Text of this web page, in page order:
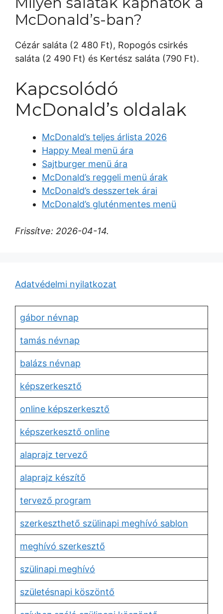
McDonald’s-ban?
Cézár saláta (2 480 Ft), Ropogós csirkés
saláta (2 490 Ft) és Kertész saláta (790 Ft).
Kapcsolódó
McDonald’s oldalak
McDonald’s teljes árlista 2026
Happy Meal menü ára
Sajtburger menü ára
McDonald’s reggeli menü árak
McDonald’s desszertek árai
McDonald’s gluténmentes menü
Frissítve: 2026-04-14.
Adatvédelmi nyilatkozat
gábor névnap
tamás névnap
balázs névnap
képszerkesztő
online képszerkesztő
képszerkesztő online
alaprajz tervező
alaprajz készítő
tervező program
szerkeszthető szülinapi meghívó sablon
meghívó szerkesztő
szülinapi meghívó
születésnapi köszöntő